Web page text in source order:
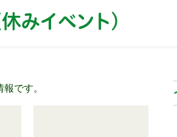
みイベント)
です。